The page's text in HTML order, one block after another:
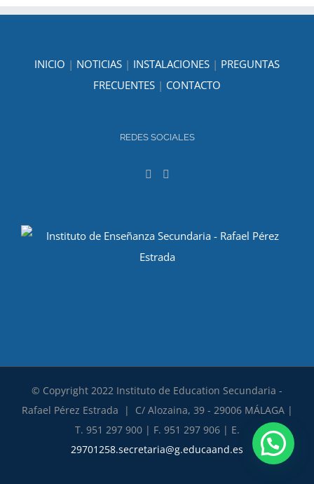
INICIO | NOTICIAS | INSTALACIONES | PREGUNTAS
FRECUENTES | CONTACTO
REDES SOCIALES
© Copyright 2022 Instituto de Education Secundaria -
Rafael Pérez Estrada | C/ Alozaina, 39 - 29006 MÁLAGA |
T. 951 297 900 | F. 951 297 906 | E.
29701258.secretaria@g.educaand.es